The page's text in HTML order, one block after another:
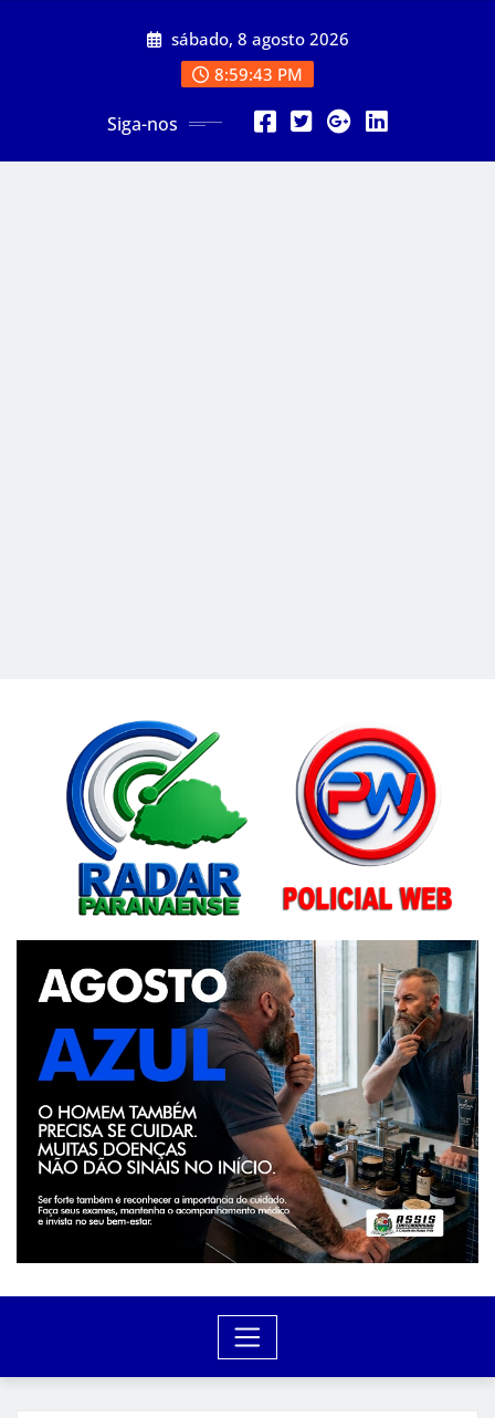
sábado, 8 agosto 2026
8:59:45 PM
Siga-nos